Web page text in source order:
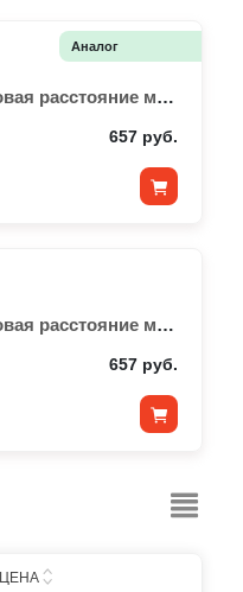
Аналог
СЭВИ Подушка межвитковая расстояние между витками 21 мм
657 руб.
СЭВИ Подушка межвитковая расстояние между витками 21 мм
657 руб.
ЦЕНА